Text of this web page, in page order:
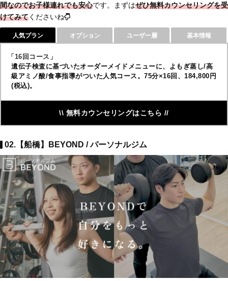
間なのでお子様連れでも安心です。まずはぜひ無料カウンセリングを受
けてみてくださいね
人気プラン オプション ユーザー層 基本情報
「16回コース」
遺伝子検査に基づいたオーダーメイドメニューに、よもぎ蒸し/高
級アミノ酸/食事指導がついた人気コース。75分×16回、184,800円
(税込)。
\\ 無料カウンセリングはこちら //
02.【船橋】BEYOND / パーソナルジム